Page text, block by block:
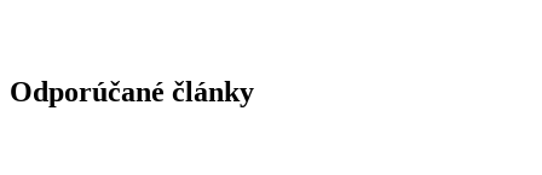
Odporúčané články